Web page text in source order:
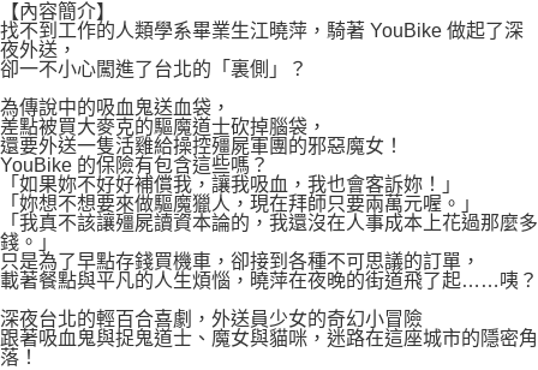
【內容簡介】
找不到工作的人類學系畢業生江曉萍，騎著 YouBike 做起了深
夜外送，
卻一不小心闖進了台北的「裏側」？
為傳說中的吸血鬼送血袋，
差點被買大麥克的驅魔道士砍掉腦袋，
還要外送一隻活雞給操控殭屍軍團的邪惡魔女！
YouBike 的保險有包含這些嗎？
「如果妳不好好補償我，讓我吸血，我也會客訴妳！」
「妳想不想要來做驅魔獵人，現在拜師只要兩萬元喔。」
「我真不該讓殭屍讀資本論的，我還沒在人事成本上花過那麼多
錢。」
只是為了早點存錢買機車，卻接到各種不可思議的訂單，
載著餐點與平凡的人生煩惱，曉萍在夜晚的街道飛了起……咦？
深夜台北的輕百合喜劇，外送員少女的奇幻小冒險
跟著吸血鬼與捉鬼道士、魔女與貓咪，迷路在這座城市的隱密角
落！